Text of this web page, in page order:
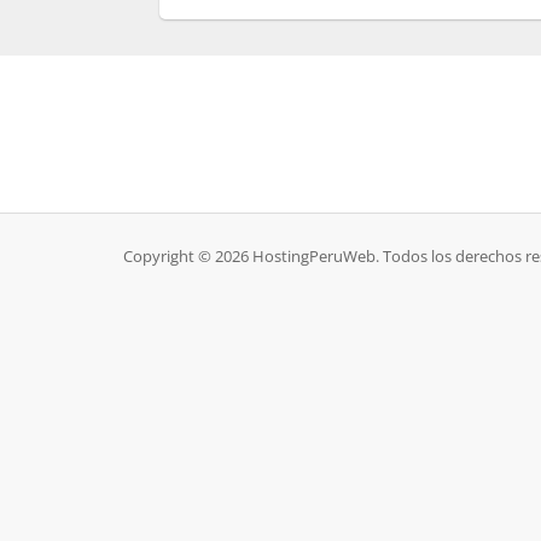
Copyright © 2026 HostingPeruWeb. Todos los derechos